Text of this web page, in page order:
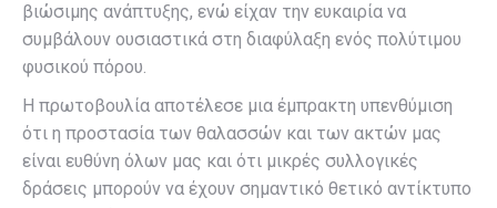
βιώσιμης ανάπτυξης, ενώ είχαν την ευκαιρία να
συμβάλουν ουσιαστικά στη διαφύλαξη ενός πολύτιμου
φυσικού πόρου.
Η πρωτοβουλία αποτέλεσε μια έμπρακτη υπενθύμιση
ότι η προστασία των θαλασσών και των ακτών μας
είναι ευθύνη όλων μας και ότι μικρές συλλογικές
δράσεις μπορούν να έχουν σημαντικό θετικό αντίκτυπο